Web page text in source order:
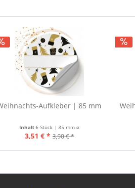
Aufkleber | 85 mm
Inhalt6 Stück | 85 mm ø
3,51 € * 3,90 € *